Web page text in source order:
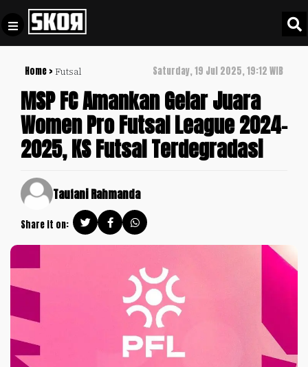
Home > Futsal Saturday, 19 Jul 2025, 19:12 WIB
MSP FC Amankan Gelar Juara
Women Pro Futsal League 2024-
2025, KS Futsal Terdegradasi
Taufani Rahmanda
Share it on:
Football +
Culture +
Update
Indonesia
Policy
Pedoman
Pemberitaan
Media
Disclaimer
Tentang
Kami